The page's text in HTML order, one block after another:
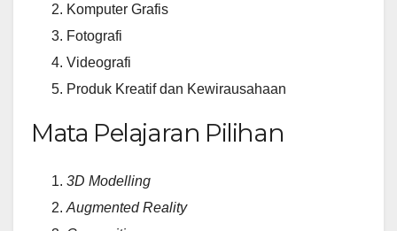
Komputer Grafis
Fotografi
Videografi
Produk Kreatif dan Kewirausahaan
Mata Pelajaran Pilihan
3D Modelling
Augmented Reality